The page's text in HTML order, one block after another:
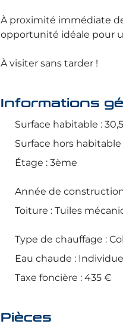
À proximité immédiate
opportunité idéale pour
À visiter sans tarder !
Informations
Surface habitable :
Surface hors habitable
Étage : 3ème
Année de construction
Toiture : Tuiles
Type de chauffage :
Eau chaude :
Taxe foncière : 435 €
Pièces